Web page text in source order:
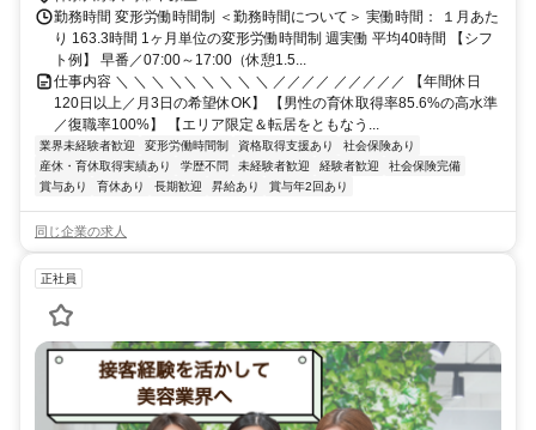
勤務時間 変形労働時間制 ＜勤務時間について＞ 実働時間： １月あた
り 163.3時間 1ヶ月単位の変形労働時間制 週実働 平均40時間 【シフ
ト例】 早番／07:00～17:00（休憩1.5...
仕事内容 ＼ ＼ ＼ ＼＼ ＼ ＼ ＼ ＼ ／／／／ ／／／／／ 【年間休日
120日以上／月3日の希望休OK】 【男性の育休取得率85.6%の高水準
／復職率100%】 【エリア限定＆転居をともなう...
業界未経験者歓迎 変形労働時間制 資格取得支援あり
社会保険あり
産休・育休取得実績あり
学歴不問 未経験者歓迎 経験者歓迎
社会保険完備
賞与あり
育休あり 長期歓迎 昇給あり 賞与年2回あり
同じ企業の求人
正社員